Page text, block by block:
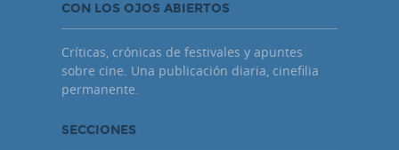
CON LOS OJOS ABIERTOS
Críticas, crónicas de festivales y apuntes
sobre cine. Una publicación diaria, cinefilia
permanente.
SECCIONES